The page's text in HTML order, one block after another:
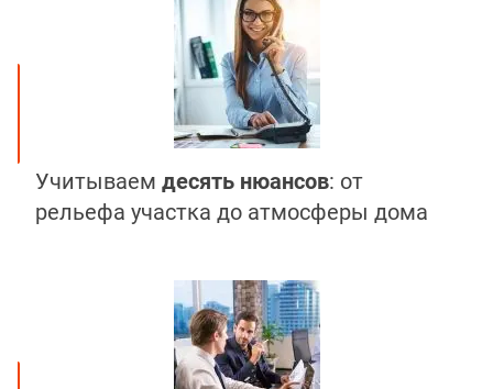
Учитываем десять нюансов: от
рельефа участка до атмосферы дома